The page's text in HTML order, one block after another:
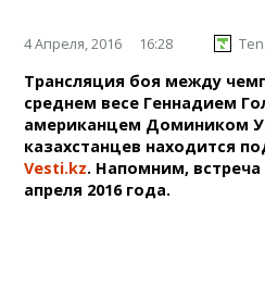
4 Апреля, 2016 16:28
Трансляция боя между
среднем весе Геннадием
американцем Домиником
казахстанцев находится
Vesti.kz. Напомним, встреча
апреля 2016 года.